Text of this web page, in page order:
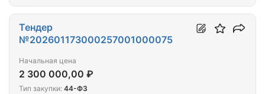
Тендер
№202601173000257001000075
Начальная цена
2 300 000,00 ₽
Тип закупки: 44-ФЗ